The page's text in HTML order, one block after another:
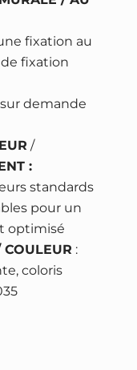
fixation au
fixation
demande
/
:
standards
pour un
optimisé
COULEUR :
coloris